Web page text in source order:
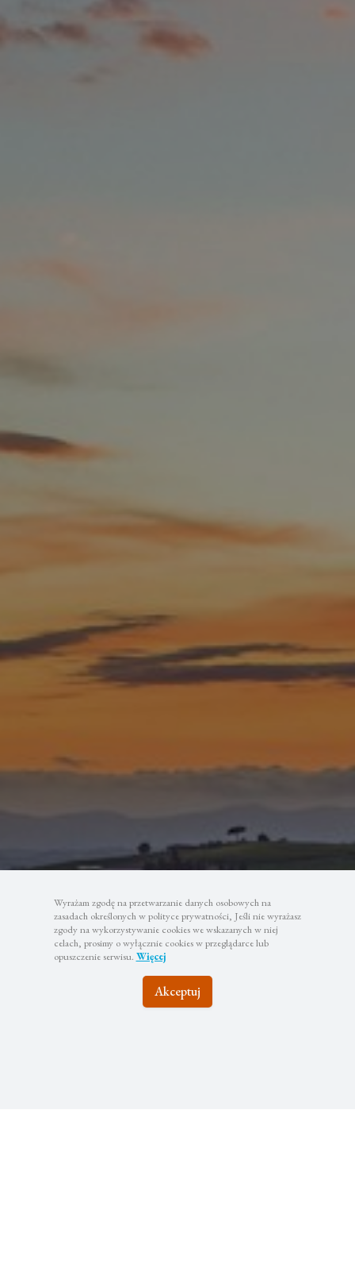
Wyrażam zgodę na przetwarzanie danych osobowych na
zasadach określonych w polityce prywatności, Jeśli nie wyrażasz
zgody na wykorzystywanie cookies we wskazanych w niej
celach, prosimy o wyłącznie cookies w przeglądarce lub
opuszczenie serwisu. Więcej
Akceptuj
Pozostańmy w
kontakcie
Zapisz się do newslettera, aby być na bieżąco z